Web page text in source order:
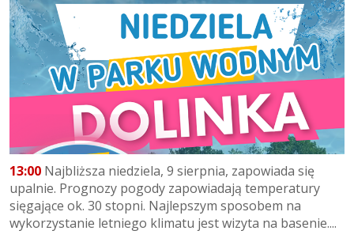
13:00 Najbliższa niedziela, 9 sierpnia, zapowiada się
upalnie. Prognozy pogody zapowiadają temperatury
sięgające ok. 30 stopni. Najlepszym sposobem na
wykorzystanie letniego klimatu jest wizyta na basenie....